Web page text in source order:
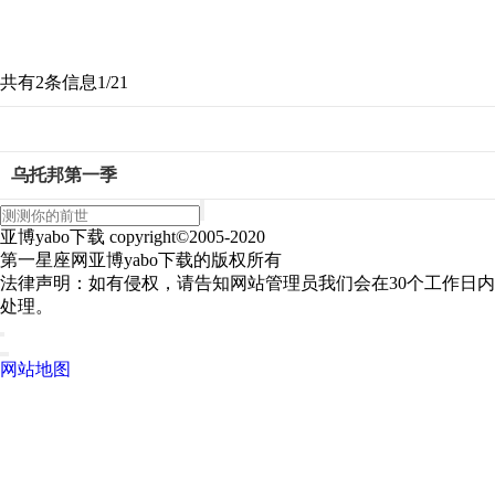
共有2条信息1/21
乌托邦第一季
亚博yabo下载 copyright©2005-2020
第一星座网亚博yabo下载的版权所有
法律声明：如有侵权，请告知网站管理员我们会在30个工作日内
处理。
网站地图